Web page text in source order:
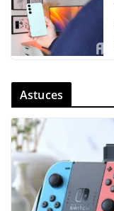
Astuces